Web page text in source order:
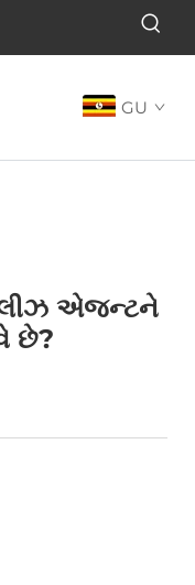
GU
એજન્ટને
છે?